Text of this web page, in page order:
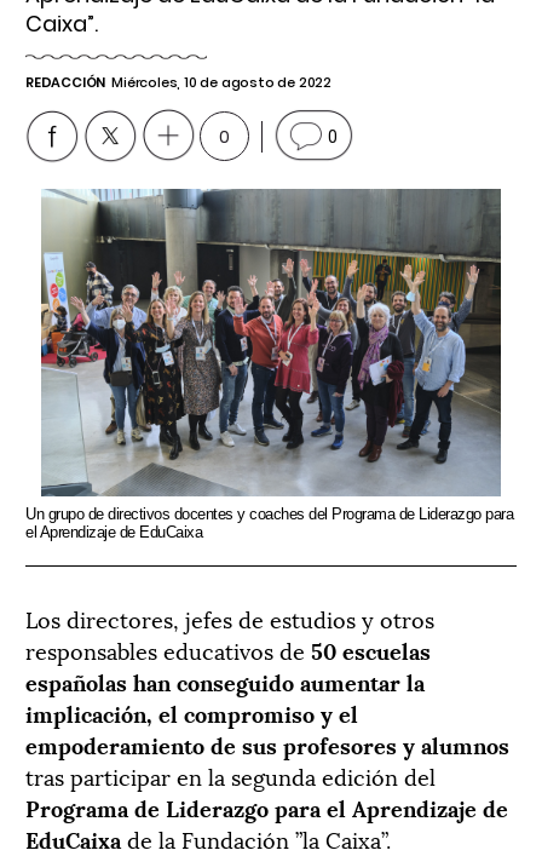
Caixa”.
REDACCIÓN Miércoles, 10 de agosto de 2022
0 0
Un grupo de directivos docentes y coaches del Programa de Liderazgo para
el Aprendizaje de EduCaixa
Los directores, jefes de estudios y otros
responsables educativos de 50 escuelas
españolas han conseguido aumentar la
implicación, el compromiso y el
empoderamiento de sus profesores y alumnos
tras participar en la segunda edición del
Programa de Liderazgo para el Aprendizaje de
EduCaixa de la Fundación ”la Caixa”.